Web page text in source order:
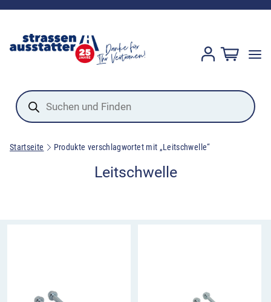
Products
search
Startseite Produkte verschlagwortet mit „Leitschwelle“
Leitschwelle